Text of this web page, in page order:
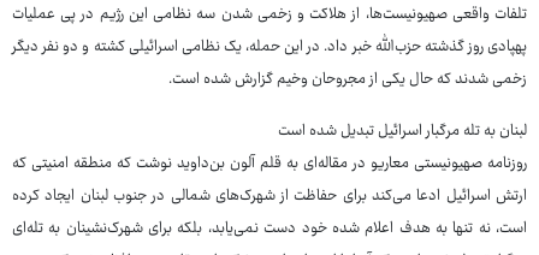
تلفات واقعی صهیونیست‌ها، از هلاکت و زخمی شدن سه نظامی این رژیم در پی عملیات
پهپادی روز گذشته حزب‌الله خبر داد. در این حمله، یک نظامی اسرائیلی کشته و دو نفر دیگر
زخمی شدند که حال یکی از مجروحان وخیم گزارش شده است.
لبنان به تله مرگبار اسرائیل تبدیل شده است
روزنامه صهیونیستی معاریو در مقاله‌ای به قلم آلون بن‌داوید نوشت که منطقه امنیتی که
ارتش اسرائیل ادعا می‌کند برای حفاظت از شهرک‌های شمالی در جنوب لبنان ایجاد کرده
است، نه تنها به هدف اعلام شده خود دست نمی‌یابد، بلکه برای شهرک‌نشینان به تله‌ای